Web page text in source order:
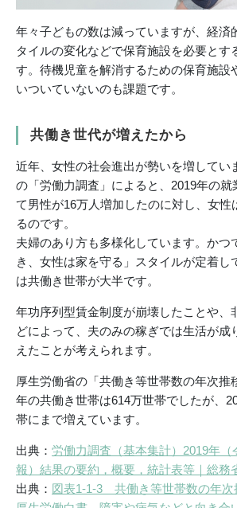
年々子どもの数は減っていますが、経済
タイルの変化などで保育施設を必要とす
す。待機児童を解消するための保育施設
いついていないのも課題です。
共働き世代が増えたから
近年、女性の社会進出が勢いを増してい
の「労働力調査」によると、2019年の
て男性が16万人増加したのに対し、女性
るのです。
夫婦のあり方も多様化しています。かつ
き、女性は家を守る」スタイルが定着し
は共働き世帯が大半です。
年功序列型賃金制度が崩壊したことや、
どによって、夫のみの稼ぎでは生活が成
えたことが考えられます。
厚生労働省の「共働き等世帯数の年次推
年の共働き世帯は614万世帯でしたが、
帯にまで増えています。
出典： 労働力調査（基本集計）2019年（
報）結果の要約，概要，統計表等｜総務
出典： 図表1-1-3 共働き等世帯数の年次